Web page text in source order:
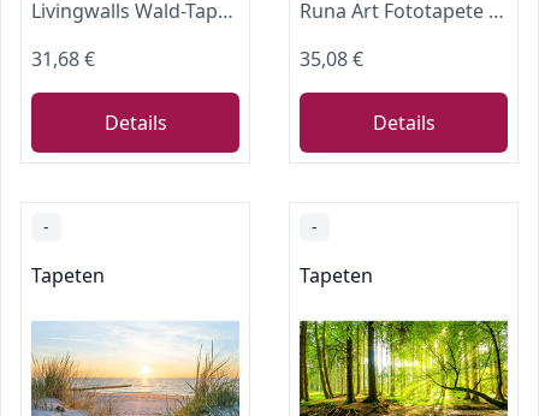
Livingwalls Wald-Tapete by COSMOPOLITAN – Beige, Blau, Gelb – 8,80 x 0,53 m
31,68 €
Details
Runa Art Fototapete tropische Blätter Monstera 352 x 250 cm Vlies Tapeten XXL Moderne Wandtapete Wohnzimmer Schlafzimmer grün 9591011a
35,08 €
Details
-
Tapeten
-
Tapeten